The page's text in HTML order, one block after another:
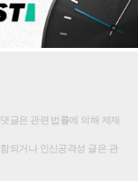
글은 관련 법률에 의해 제재
되거나 인신공격성 글은 관